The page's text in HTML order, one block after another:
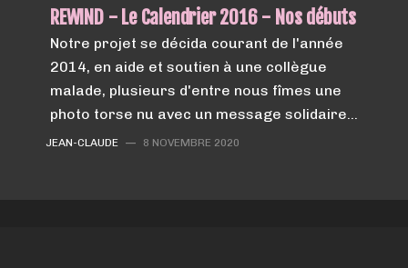
REWIND - Le Calendrier 2016 - Nos débuts
Notre projet se décida courant de l'année
2014, en aide et soutien à une collègue
malade, plusieurs d'entre nous fîmes une
photo torse nu avec un message solidaire…
JEAN-CLAUDE — 8 NOVEMBRE 2020